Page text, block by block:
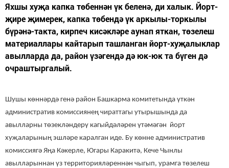
Яхшы хуҗа капка төбеннән үк беленә, ди халык. Йорт-
җире җимерек, капка төбендә үк аркылы-торкылы
бүрәнә-такта, кирпеч кисәкләре аунап яткан, төзелеш
материаллары кайтарып ташланган йорт-хуҗалыклар
авылларда да, район үзәгендә дә юк-юк та бүген дә
очраштыргалый.
Шушы көннәрдә генә район Башкарма комитетында үткән
административ комиссиянең чираттагы утырышында да
авылларны төзекләндерү кагыйдәләрен үтәмәгән йорт
хуҗаларының эшләре каралган иде. Бу көнне административ
комиссиягә Яңа Кәкерле, Югары Каракитә, Кече Чынлы
авылларыннан үз территорияләреннән чыгып, урамга төзелеш